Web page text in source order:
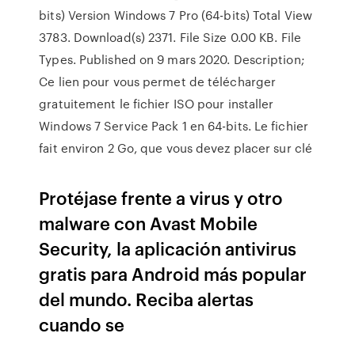
bits) Version Windows 7 Pro (64-bits) Total View
3783. Download(s) 2371. File Size 0.00 KB. File
Types. Published on 9 mars 2020. Description;
Ce lien pour vous permet de télécharger
gratuitement le fichier ISO pour installer
Windows 7 Service Pack 1 en 64-bits. Le fichier
fait environ 2 Go, que vous devez placer sur clé
Protéjase frente a virus y otro
malware con Avast Mobile
Security, la aplicación antivirus
gratis para Android más popular
del mundo. Reciba alertas
cuando se